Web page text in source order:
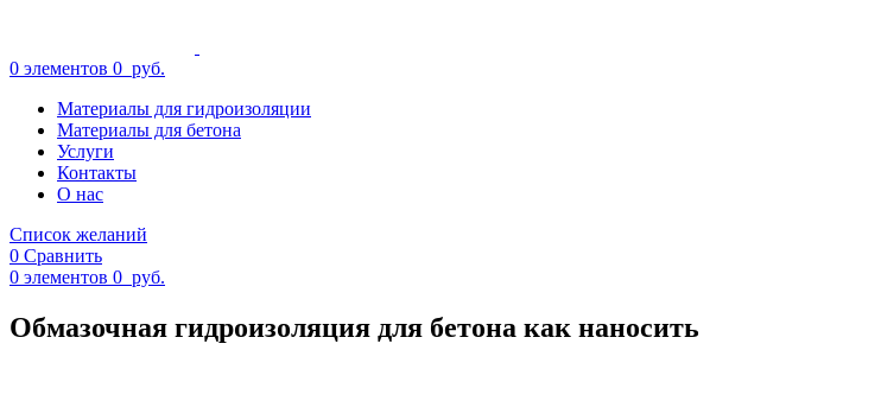
0 элементов 0 руб.
Материалы для гидроизоляции
Материалы для бетона
Услуги
Контакты
О нас
Список желаний
0 Сравнить
0 элементов 0 руб.
Обмазочная гидроизоляция для бетона как наносить